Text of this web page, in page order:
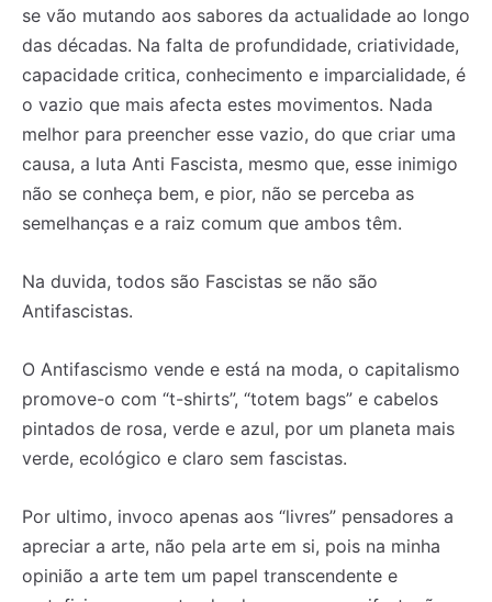
se vão mutando aos sabores da actualidade ao longo
das décadas. Na falta de profundidade, criatividade,
capacidade critica, conhecimento e imparcialidade, é
o vazio que mais afecta estes movimentos. Nada
melhor para preencher esse vazio, do que criar uma
causa, a luta Anti Fascista, mesmo que, esse inimigo
não se conheça bem, e pior, não se perceba as
semelhanças e a raiz comum que ambos têm.
Na duvida, todos são Fascistas se não são
Antifascistas.
O Antifascismo vende e está na moda, o capitalismo
promove-o com “t-shirts”, “totem bags” e cabelos
pintados de rosa, verde e azul, por um planeta mais
verde, ecológico e claro sem fascistas.
Por ultimo, invoco apenas aos “livres” pensadores a
apreciar a arte, não pela arte em si, pois na minha
opinião a arte tem um papel transcendente e